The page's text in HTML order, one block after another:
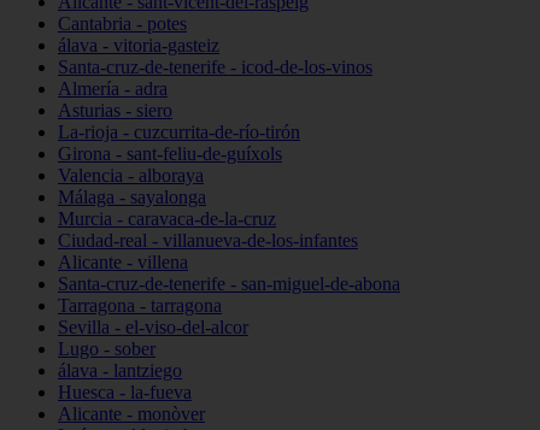
Cantabria - potes
álava - vitoria-gasteiz
Santa-cruz-de-tenerife - icod-de-los-vinos
Almería - adra
Asturias - siero
La-rioja - cuzcurrita-de-río-tirón
Girona - sant-feliu-de-guíxols
Valencia - alboraya
Málaga - sayalonga
Murcia - caravaca-de-la-cruz
Ciudad-real - villanueva-de-los-infantes
Alicante - villena
Santa-cruz-de-tenerife - san-miguel-de-abona
Tarragona - tarragona
Sevilla - el-viso-del-alcor
Lugo - sober
álava - lantziego
Huesca - la-fueva
Alicante - monòver